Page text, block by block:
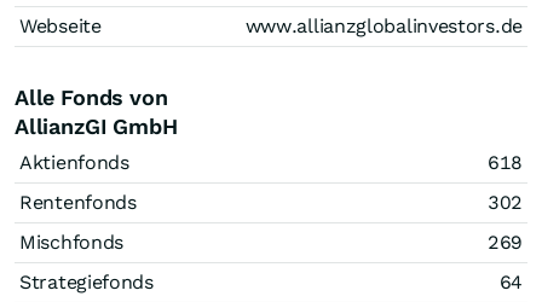
Webseite
www.allianzglobalinvestors.de
Alle Fonds von
AllianzGI GmbH
Aktienfonds
618
Rentenfonds
302
Mischfonds
269
Strategiefonds
64